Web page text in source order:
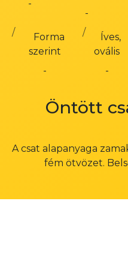
Forma
szerint
Íves,
ovális
Öntött
A csat alapanyaga
fém ötvözet.